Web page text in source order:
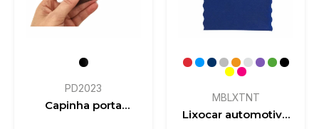
PD2023
Capinha porta
MBLXTNT
Lixocar automotivo